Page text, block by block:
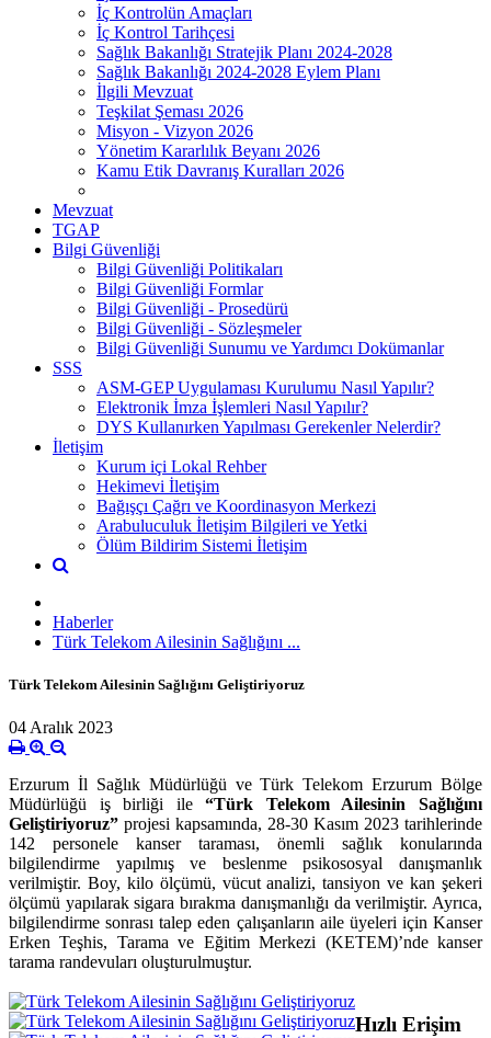
İç Kontrolün Amaçları
İç Kontrol Tarihçesi
Sağlık Bakanlığı Stratejik Planı 2024-2028
Sağlık Bakanlığı 2024-2028 Eylem Planı
İlgili Mevzuat
Teşkilat Şeması 2026
Misyon - Vizyon 2026
Yönetim Kararlılık Beyanı 2026
Kamu Etik Davranış Kuralları 2026
Mevzuat
TGAP
Bilgi Güvenliği
Bilgi Güvenliği Politikaları
Bilgi Güvenliği Formlar
Bilgi Güvenliği - Prosedürü
Bilgi Güvenliği - Sözleşmeler
Bilgi Güvenliği Sunumu ve Yardımcı Dokümanlar
SSS
ASM-GEP Uygulaması Kurulumu Nasıl Yapılır?
Elektronik İmza İşlemleri Nasıl Yapılır?
DYS Kullanırken Yapılması Gerekenler Nelerdir?
İletişim
Kurum içi Lokal Rehber
Hekimevi İletişim
Bağışçı Çağrı ve Koordinasyon Merkezi
Arabuluculuk İletişim Bilgileri ve Yetki
Ölüm Bildirim Sistemi İletişim
Haberler
Türk Telekom Ailesinin Sağlığını ...
Türk Telekom Ailesinin Sağlığını Geliştiriyoruz
04 Aralık 2023
Erzurum İl Sağlık Müdürlüğü ve Türk Telekom Erzurum Bölge
Müdürlüğü iş birliği ile“Türk Telekom Ailesinin Sağlığını
Geliştiriyoruz” projesi kapsamında, 28-30 Kasım 2023 tarihlerinde
142 personele kanser taraması, önemli sağlık konularında
bilgilendirme yapılmış ve beslenme psikososyal danışmanlık
verilmiştir. Boy, kilo ölçümü, vücut analizi, tansiyon ve kan şekeri
ölçümü yapılarak sigara bırakma danışmanlığı da verilmiştir. Ayrıca,
bilgilendirme sonrası talep eden çalışanların aile üyeleri için Kanser
Erken Teşhis, Tarama ve Eğitim Merkezi (KETEM)’nde kanser
tarama randevuları oluşturulmuştur.
Hızlı Erişim